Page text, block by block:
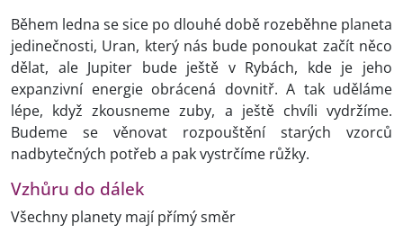
Během ledna se sice po dlouhé době rozeběhne planeta
jedinečnosti, Uran, který nás bude ponoukat začít něco
dělat, ale Jupiter bude ještě v Rybách, kde je jeho
expanzivní energie obrácená dovnitř. A tak uděláme
lépe, když zkousneme zuby, a ještě chvíli vydržíme.
Budeme se věnovat rozpouštění starých vzorců
nadbytečných potřeb a pak vystrčíme růžky.
Vzhůru do dálek
Všechny planety mají přímý směr